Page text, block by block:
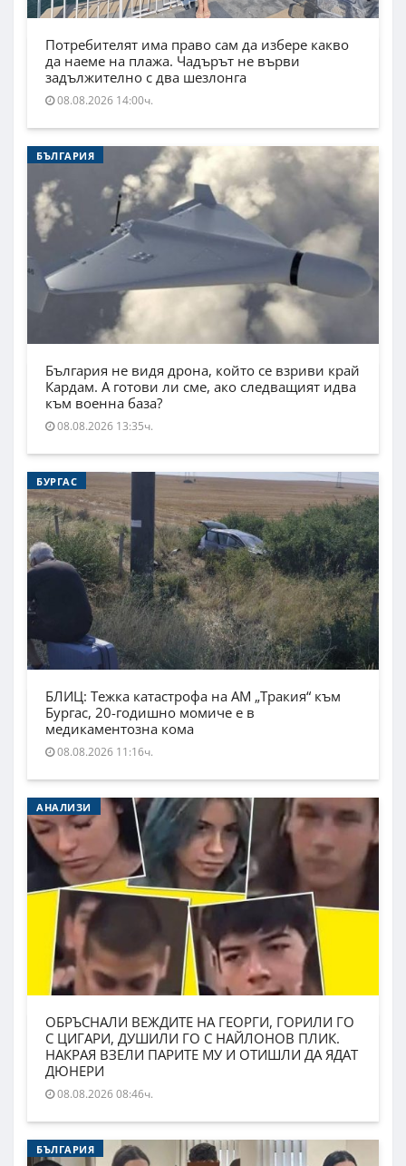
Потребителят има право сам да избере какво
да наеме на плажа. Чадърът не върви
задължително с два шезлонга
08.08.2026 14:00ч.
БЪЛГАРИЯ
България не видя дрона, който се взриви край
Кардам. А готови ли сме, ако следващият идва
към военна база?
08.08.2026 13:35ч.
БУРГАС
БЛИЦ: Тежка катастрофа на АМ „Тракия“ към
Бургас, 20-годишно момиче е в
медикаментозна кома
08.08.2026 11:16ч.
АНАЛИЗИ
ОБРЪСНАЛИ ВЕЖДИТЕ НА ГЕОРГИ, ГОРИЛИ ГО
С ЦИГАРИ, ДУШИЛИ ГО С НАЙЛОНОВ ПЛИК.
НАКРАЯ ВЗЕЛИ ПАРИТЕ МУ И ОТИШЛИ ДА ЯДАТ
ДЮНЕРИ
08.08.2026 08:46ч.
БЪЛГАРИЯ